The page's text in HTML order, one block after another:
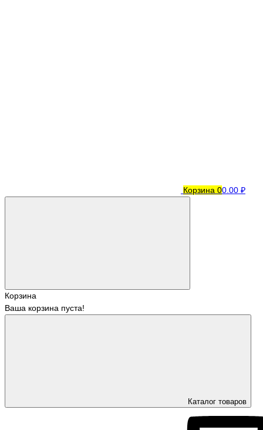
Корзина 00.00 ₽
Корзина
Ваша корзина пуста!
Каталог товаров